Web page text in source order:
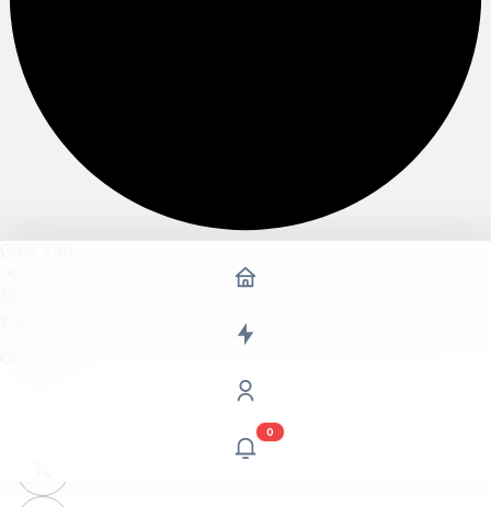
0
yapın veya hesap oluşturun, üstelik tamamen ücretsiz!